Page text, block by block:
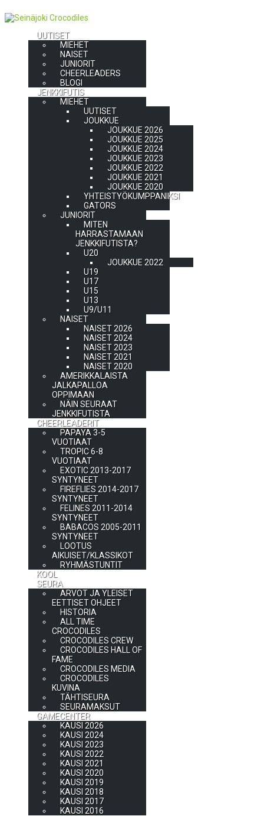
UUTISET
MIEHET
NAISET
JUNIORIT
CHEERLEADERS
BLOGI
JENKKIFUTIS
MIEHET
UUTISET
JOUKKUE
JOUKKUE 2026
JOUKKUE 2025
JOUKKUE 2024
JOUKKUE 2023
JOUKKUE 2022
JOUKKUE 2021
JOUKKUE 2020
YHTEISTYÖKUMPPANIKSI
GATORS
JUNIORIT
MITEN
HARRASTAMAAN
JENKKIFUTISTA?
U20
JOUKKUE 2022
U19
U17
U15
U13
U9/U11
NAISET
NAISET 2026
NAISET 2024
NAISET 2023
NAISET 2021
NAISET 2020
AMERIKKALAISTA
JALKAPALLOA
OPPIMAAN
NÄIN SEURAAT
JENKKIFUTISTA
CHEERLEADERIT
PAPAYA 3-5
VUOTIAAT
TROPIC 6-8
VUOTIAAT
EXOTIC 2013-2017
SYNTYNEET
FIREFLIES 2014-2017
SYNTYNEET
FELINES 2011-2014
SYNTYNEET
BABACOS 2005-2011
SYNTYNEET
LOOTUS
AIKUISET/KLASSIKOT
RYHMÄSTUNTIT
KOOL
SEURA
ARVOT JA YLEISET
EETTISET OHJEET
HISTORIA
ALL TIME
CROCODILES
CROCODILES CREW
CROCODILES HALL OF
FAME
CROCODILES MEDIA
CROCODILES
KUVINA
TÄHTISEURA
SEURAMAKSUT
GAMECENTER
KAUSI 2026
KAUSI 2024
KAUSI 2023
KAUSI 2022
KAUSI 2021
KAUSI 2020
KAUSI 2019
KAUSI 2018
KAUSI 2017
KAUSI 2016